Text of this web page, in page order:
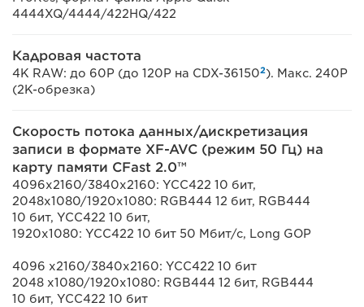
4444XQ/4444/422HQ/422
Кадровая частота
4K RAW: до 60P (до 120P на CDX-361502). Макс. 240P
(2K-обрезка)
Скорость потока данных/дискретизация
записи в формате XF-AVC (режим 50 Гц) на
карту памяти CFast 2.0™
4096x2160/3840x2160: YCC422 10 бит,
2048x1080/1920x1080: RGB444 12 бит, RGB444
10 бит, YCC422 10 бит,
1920x1080: YCC422 10 бит 50 Мбит/с, Long GOP
4096 x2160/3840x2160: YCC422 10 бит
2048 x1080/1920x1080: RGB444 12 бит, RGB444
10 бит, YCC422 10 бит